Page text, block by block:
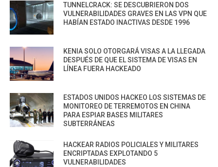
TUNNELCRACK: SE DESCUBRIERON DOS
VULNERABILIDADES GRAVES EN LAS VPN QUE
HABÍAN ESTADO INACTIVAS DESDE 1996
KENIA SOLO OTORGARÁ VISAS A LA LLEGADA
DESPUÉS DE QUE EL SISTEMA DE VISAS EN
LÍNEA FUERA HACKEADO
ESTADOS UNIDOS HACKEO LOS SISTEMAS DE
MONITOREO DE TERREMOTOS EN CHINA
PARA ESPIAR BASES MILITARES
SUBTERRÁNEAS
HACKEAR RADIOS POLICIALES Y MILITARES
ENCRIPTADAS EXPLOTANDO 5
VULNERABILIDADES